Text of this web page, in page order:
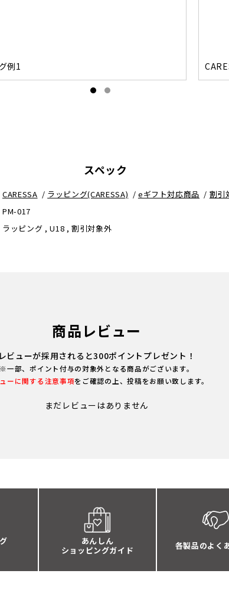
例1
スペック
CARESSA / ラッピング(CARESSA) / eギフト対応商品 / 割引
PM-017
ラッピング , U18 , 割引対象外
商品レビュー
レビューが採用されると300ポイントプレゼント！
※一部、ポイント付与の対象外となる商品がございます。
ーに関する注意事項をご確認の上、投稿をお願い致します。
まだレビューはありません
あんしん
ショッピングガイド
各製品のよく